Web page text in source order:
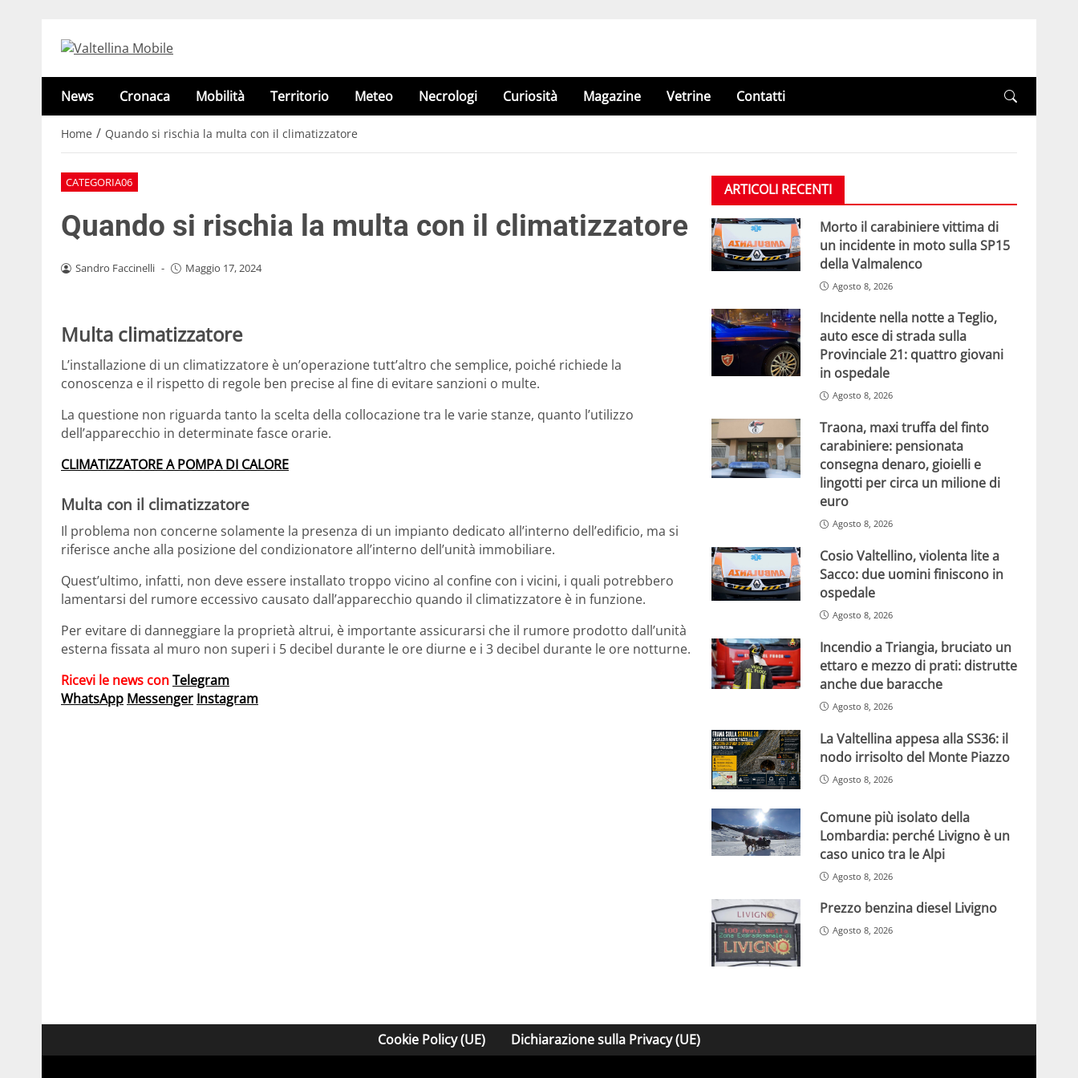
News Cronaca Mobilità Territorio Meteo Necrologi Curiosità Magazine Vetrine Contatti
Home / Quando si rischia la multa con il climatizzatore
CATEGORIA06
Quando si rischia la multa con il climatizzatore
Sandro Faccinelli - Maggio 17, 2024
Multa climatizzatore
L’installazione di un climatizzatore è un’operazione tutt’altro che semplice, poiché richiede la
conoscenza e il rispetto di regole ben precise al fine di evitare sanzioni o multe.
La questione non riguarda tanto la scelta della collocazione tra le varie stanze, quanto l’utilizzo
dell’apparecchio in determinate fasce orarie.
CLIMATIZZATORE A POMPA DI CALORE
Multa con il climatizzatore
Il problema non concerne solamente la presenza di un impianto dedicato all’interno dell’edificio, ma si
riferisce anche alla posizione del condizionatore all’interno dell’unità immobiliare.
Quest’ultimo, infatti, non deve essere installato troppo vicino al confine con i vicini, i quali potrebbero
lamentarsi del rumore eccessivo causato dall’apparecchio quando il climatizzatore è in funzione.
Per evitare di danneggiare la proprietà altrui, è importante assicurarsi che il rumore prodotto dall’unità
esterna fissata al muro non superi i 5 decibel durante le ore diurne e i 3 decibel durante le ore notturne.
Ricevi le news conTelegram
WhatsApp Messenger Instagram
ARTICOLI RECENTI
Morto il carabiniere vittima di
un incidente in moto sulla SP15
della Valmalenco
Agosto 8, 2026
Incidente nella notte a Teglio,
auto esce di strada sulla
Provinciale 21: quattro giovani
in ospedale
Agosto 8, 2026
Traona, maxi truffa del finto
carabiniere: pensionata
consegna denaro, gioielli e
lingotti per circa un milione di
euro
Agosto 8, 2026
Cosio Valtellino, violenta lite a
Sacco: due uomini finiscono in
ospedale
Agosto 8, 2026
Incendio a Triangia, bruciato un
ettaro e mezzo di prati: distrutte
anche due baracche
Agosto 8, 2026
La Valtellina appesa alla SS36: il
nodo irrisolto del Monte Piazzo
Agosto 8, 2026
Comune più isolato della
Lombardia: perché Livigno è un
caso unico tra le Alpi
Agosto 8, 2026
Prezzo benzina diesel Livigno
Agosto 8, 2026
Cookie Policy (UE) Dichiarazione sulla Privacy (UE)